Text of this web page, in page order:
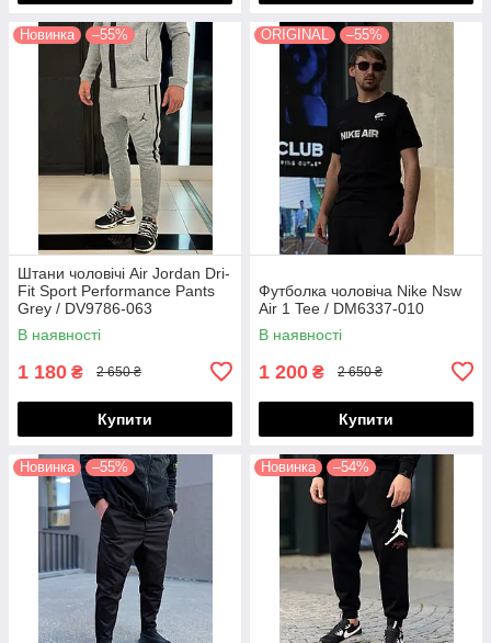
Новинка –55%
Штани чоловічі Air Jordan Dri-
Fit Sport Performance Pants
Grey / DV9786-063
В наявності
1 180 ₴ 2 650 ₴
Купити
ORIGINAL –55%
Футболка чоловіча Nike Nsw
Air 1 Tee / DM6337-010
В наявності
1 200 ₴ 2 650 ₴
Купити
Новинка –55% Новинка –54%